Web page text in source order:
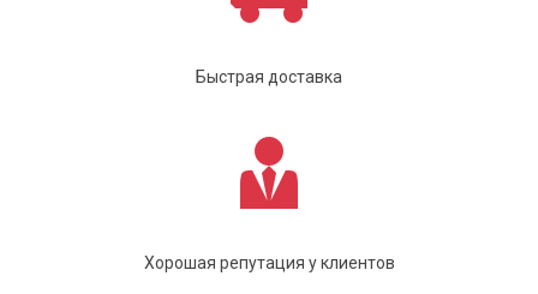
Быстрая доставка
Хорошая репутация у клиентов